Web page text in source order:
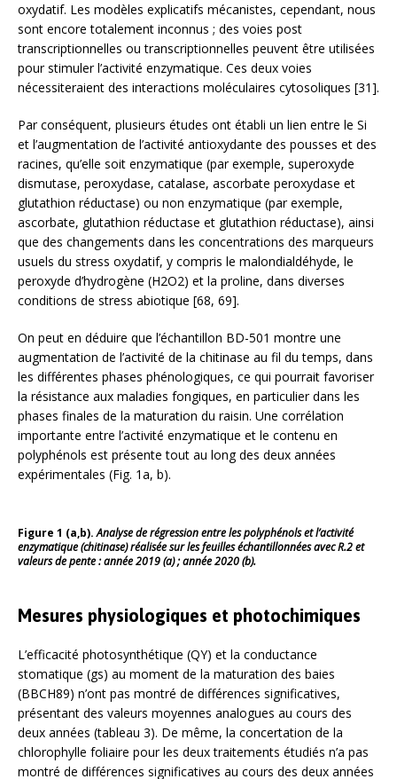
oxydatif. Les modèles explicatifs mécanistes, cependant, nous
sont encore totalement inconnus ; des voies post
transcriptionnelles ou transcriptionnelles peuvent être utilisées
pour stimuler l’activité enzymatique. Ces deux voies
nécessiteraient des interactions moléculaires cytosoliques [31].
Par conséquent, plusieurs études ont établi un lien entre le Si
et l’augmentation de l’activité antioxydante des pousses et des
racines, qu’elle soit enzymatique (par exemple, superoxyde
dismutase, peroxydase, catalase, ascorbate peroxydase et
glutathion réductase) ou non enzymatique (par exemple,
ascorbate, glutathion réductase et glutathion réductase), ainsi
que des changements dans les concentrations des marqueurs
usuels du stress oxydatif, y compris le malondialdéhyde, le
peroxyde d’hydrogène (H2O2) et la proline, dans diverses
conditions de stress abiotique [68, 69].
On peut en déduire que l’échantillon BD-501 montre une
augmentation de l’activité de la chitinase au fil du temps, dans
les différentes phases phénologiques, ce qui pourrait favoriser
la résistance aux maladies fongiques, en particulier dans les
phases finales de la maturation du raisin. Une corrélation
importante entre l’activité enzymatique et le contenu en
polyphénols est présente tout au long des deux années
expérimentales (Fig. 1a, b).
Figure 1 (a,b).Analyse de régression entre les polyphénols et l’activité
enzymatique (chitinase) réalisée sur les feuilles échantillonnées avec R.2 et
valeurs de pente : année 2019 (a) ; année 2020 (b).
Mesures physiologiques et photochimiques
L’efficacité photosynthétique (QY) et la conductance
stomatique (gs) au moment de la maturation des baies
(BBCH89) n’ont pas montré de différences significatives,
présentant des valeurs moyennes analogues au cours des
deux années (tableau 3). De même, la concertation de la
chlorophylle foliaire pour les deux traitements étudiés n’a pas
montré de différences significatives au cours des deux années